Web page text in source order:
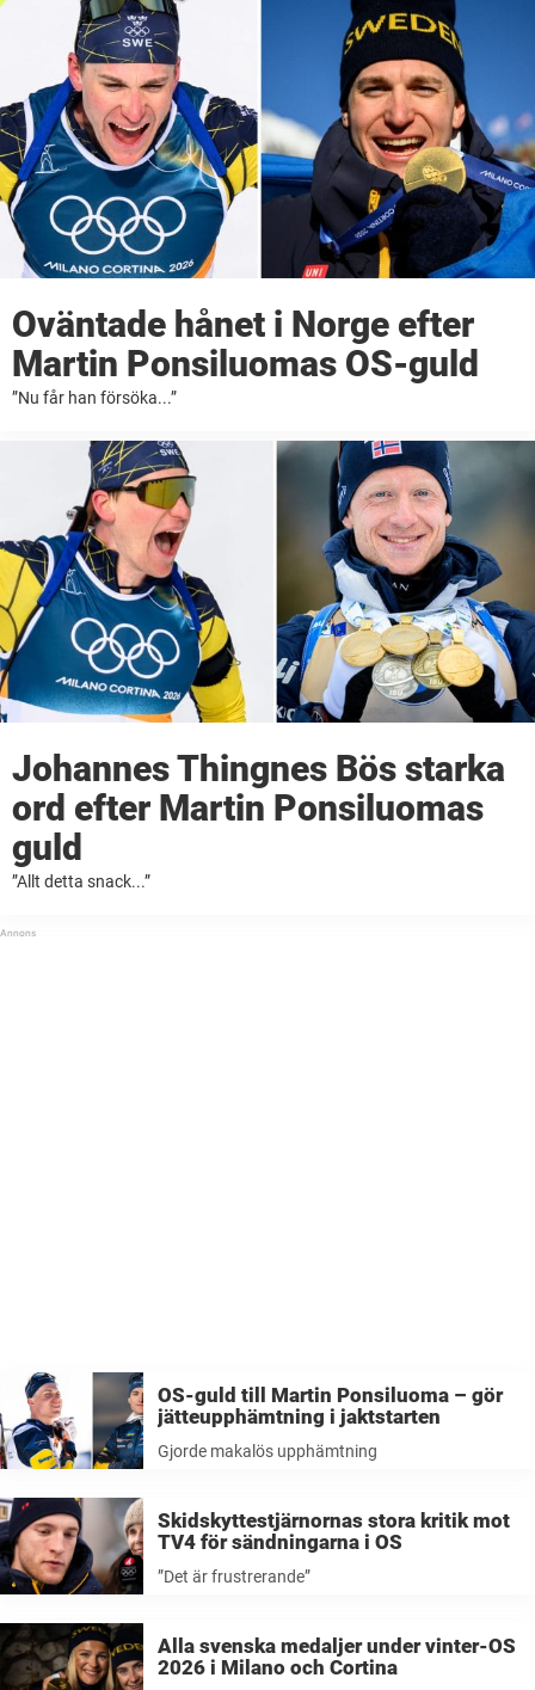
årige skidskytten ...
Oväntade hånet i Norge efter
Martin Ponsiluomas OS-guld
”Nu får han försöka...”
Johannes Thingnes Bös starka
ord efter Martin Ponsiluomas
guld
”Allt detta snack...”
OS-guld till Martin Ponsiluoma – gör
jätteupphämtning i jaktstarten
Gjorde makalös upphämtning
Skidskyttestjärnornas stora kritik mot
TV4 för sändningarna i OS
”Det är frustrerande”
Alla svenska medaljer under vinter-OS
2026 i Milano och Cortina